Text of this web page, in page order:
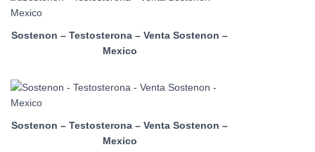
Sostenon – Testosterona – Venta Sostenon –
Mexico
Sostenon – Testosterona – Venta Sostenon –
Mexico